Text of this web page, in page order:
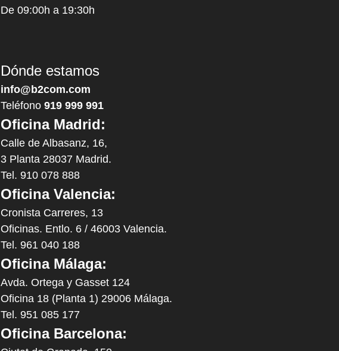
De 09:00h a 19:30h
Dónde estamos
info@b2com.com
Teléfono 919 999 991
Oficina Madrid:
Calle de Albasanz, 16,
3 Planta 28037 Madrid.
Tel. 910 078 888
Oficina Valencia:
Cronista Carreres, 13
Oficinas. Entlo. 6 / 46003 Valencia.
Tel. 961 040 188
Oficina Málaga:
Avda. Ortega y Gasset 124
Oficina 18 (Planta 1) 29006 Málaga.
Tel. 951 085 177
Oficina Barcelona: